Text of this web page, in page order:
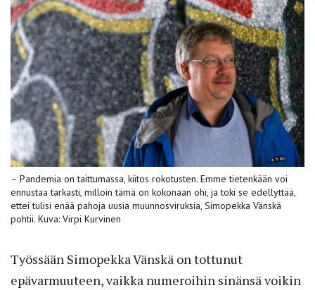
– Pandemia on taittumassa, kiitos rokotusten. Emme tietenkään voi
ennustaa tarkasti, milloin tämä on kokonaan ohi, ja toki se edellyttää,
ettei tulisi enää pahoja uusia muunnosviruksia, Simopekka Vänskä
pohtii. Kuva: Virpi Kurvinen
Työssään Simopekka Vänskä on tottunut
epävarmuuteen, vaikka numeroihin sinänsä voikin